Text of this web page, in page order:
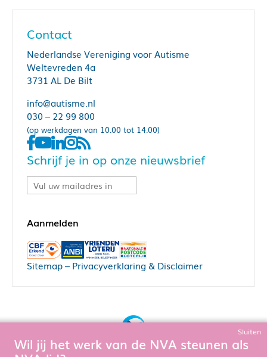
Contact
Nederlandse Vereniging voor Autisme
Weltevreden 4a
3731 AL De Bilt
info@autisme.nl
030 – 22 99 800
(op werkdagen van 10.00 tot 14.00)
Schrijf je in op onze nieuwsbrief
Sitemap– Privacyverklaring & Disclaimer
Sluiten
Wil jij het werk van de NVA steunen als